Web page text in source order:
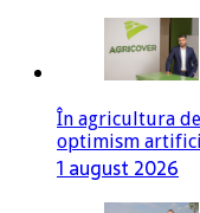
În agricultura
optimism
1 august 2026